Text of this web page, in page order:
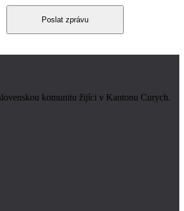
Poslat zprávu
komunitu žijíci v Kantonu Curych.